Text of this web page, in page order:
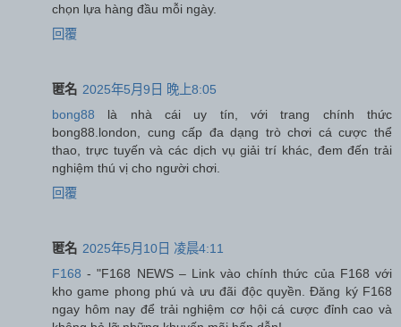
chọn lựa hàng đầu mỗi ngày.
回覆
匿名 2025年5月9日 晚上8:05
bong88 là nhà cái uy tín, với trang chính thức
bong88.london, cung cấp đa dạng trò chơi cá cược thể
thao, trực tuyến và các dịch vụ giải trí khác, đem đến trải
nghiệm thú vị cho người chơi.
回覆
匿名 2025年5月10日 凌晨4:11
F168 - "F168 NEWS – Link vào chính thức của F168 với
kho game phong phú và ưu đãi độc quyền. Đăng ký F168
ngay hôm nay để trải nghiệm cơ hội cá cược đỉnh cao và